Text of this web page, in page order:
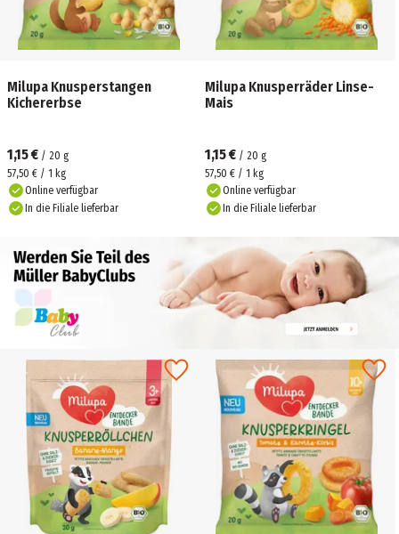
Milupa Knusperstangen
Kichererbse
1,15 € / 20 g
57,50 € / 1 kg
Online verfügbar
In die Filiale lieferbar
Milupa Knusperräder Linse-
Mais
1,15 € / 20 g
57,50 € / 1 kg
Online verfügbar
In die Filiale lieferbar